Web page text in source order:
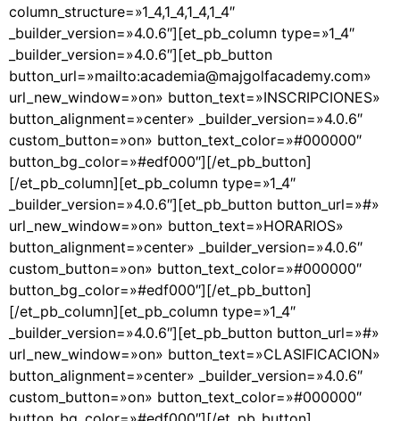
column_structure=»1_4,1_4,1_4,1_4″
_builder_version=»4.0.6″][et_pb_column type=»1_4″
_builder_version=»4.0.6″][et_pb_button
button_url=»mailto:academia@majgolfacademy.com»
url_new_window=»on» button_text=»INSCRIPCIONES»
button_alignment=»center» _builder_version=»4.0.6″
custom_button=»on» button_text_color=»#000000″
button_bg_color=»#edf000″][/et_pb_button]
[/et_pb_column][et_pb_column type=»1_4″
_builder_version=»4.0.6″][et_pb_button button_url=»#»
url_new_window=»on» button_text=»HORARIOS»
button_alignment=»center» _builder_version=»4.0.6″
custom_button=»on» button_text_color=»#000000″
button_bg_color=»#edf000″][/et_pb_button]
[/et_pb_column][et_pb_column type=»1_4″
_builder_version=»4.0.6″][et_pb_button button_url=»#»
url_new_window=»on» button_text=»CLASIFICACION»
button_alignment=»center» _builder_version=»4.0.6″
custom_button=»on» button_text_color=»#000000″